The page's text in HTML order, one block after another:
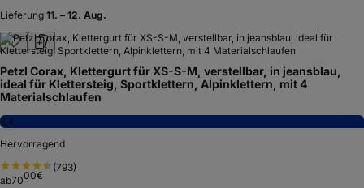
Lieferung 11. – 12. Aug.
Petzl Corax, Klettergurt für XS-S-M, verstellbar, in jeansblau,
ideal für Klettersteig, Sportklettern, Alpinklettern, mit 4
Materialschlaufen
8,4
Hervorragend
(793)
ab7000€